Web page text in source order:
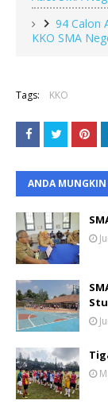
94 Calon
KKO SMA
Tags: KKO
ANDA